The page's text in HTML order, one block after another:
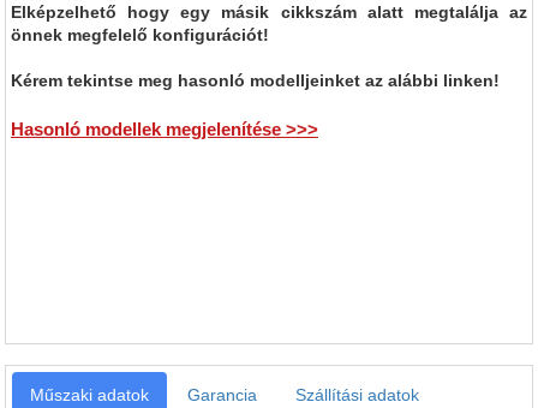
Elképzelhető hogy egy másik cikkszám alatt megtalálja az
önnek megfelelő konfigurációt!
Kérem tekintse meg hasonló modelljeinket az alábbi linken!
Hasonló modellek megjelenítése >>>
Műszaki adatok Garancia Szállítási adatok